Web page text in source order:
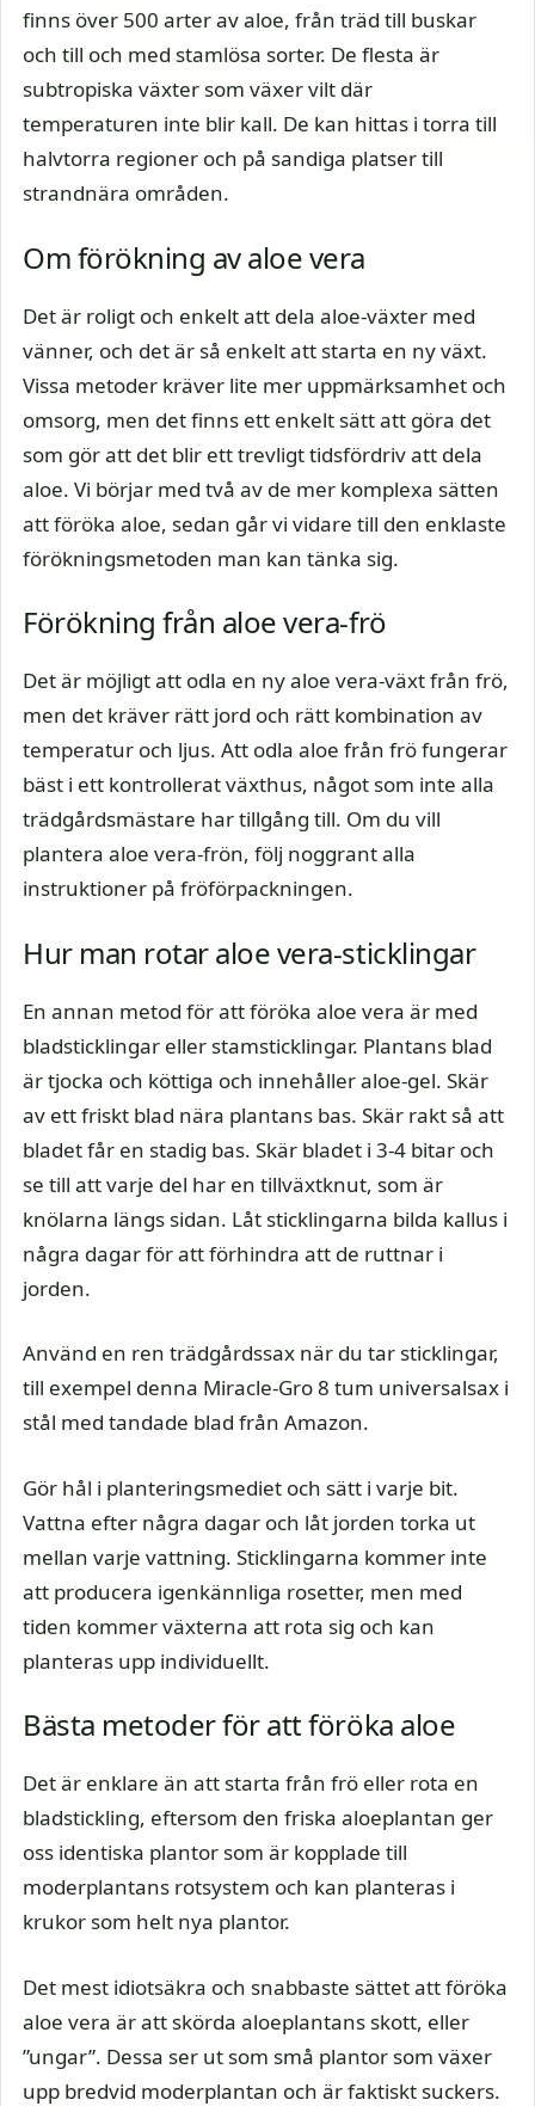
finns över 500 arter av aloe, från träd till buskar
och till och med stamlösa sorter. De flesta är
subtropiska växter som växer vilt där
temperaturen inte blir kall. De kan hittas i torra till
halvtorra regioner och på sandiga platser till
strandnära områden.
Om förökning av aloe vera
Det är roligt och enkelt att dela aloe-växter med
vänner, och det är så enkelt att starta en ny växt.
Vissa metoder kräver lite mer uppmärksamhet och
omsorg, men det finns ett enkelt sätt att göra det
som gör att det blir ett trevligt tidsfördriv att dela
aloe. Vi börjar med två av de mer komplexa sätten
att föröka aloe, sedan går vi vidare till den enklaste
förökningsmetoden man kan tänka sig.
Förökning från aloe vera-frö
Det är möjligt att odla en ny aloe vera-växt från frö,
men det kräver rätt jord och rätt kombination av
temperatur och ljus. Att odla aloe från frö fungerar
bäst i ett kontrollerat växthus, något som inte alla
trädgårdsmästare har tillgång till. Om du vill
plantera aloe vera-frön, följ noggrant alla
instruktioner på fröförpackningen.
Hur man rotar aloe vera-sticklingar
En annan metod för att föröka aloe vera är med
bladsticklingar eller stamsticklingar. Plantans blad
är tjocka och köttiga och innehåller aloe-gel. Skär
av ett friskt blad nära plantans bas. Skär rakt så att
bladet får en stadig bas. Skär bladet i 3-4 bitar och
se till att varje del har en tillväxtknut, som är
knölarna längs sidan. Låt sticklingarna bilda kallus i
några dagar för att förhindra att de ruttnar i
jorden.
Använd en ren trädgårdssax när du tar sticklingar,
till exempel denna Miracle-Gro 8 tum universalsax i
stål med tandade blad från Amazon.
Gör hål i planteringsmediet och sätt i varje bit.
Vattna efter några dagar och låt jorden torka ut
mellan varje vattning. Sticklingarna kommer inte
att producera igenkännliga rosetter, men med
tiden kommer växterna att rota sig och kan
planteras upp individuellt.
Bästa metoder för att föröka aloe
Det är enklare än att starta från frö eller rota en
bladstickling, eftersom den friska aloeplantan ger
oss identiska plantor som är kopplade till
moderplantans rotsystem och kan planteras i
krukor som helt nya plantor.
Det mest idiotsäkra och snabbaste sättet att föröka
aloe vera är att skörda aloeplantans skott, eller
”ungar”. Dessa ser ut som små plantor som växer
upp bredvid moderplantan och är faktiskt suckers.